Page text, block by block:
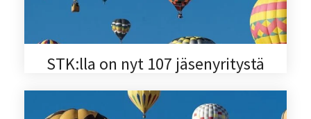
STK:lla on nyt 107 jäsenyritystä